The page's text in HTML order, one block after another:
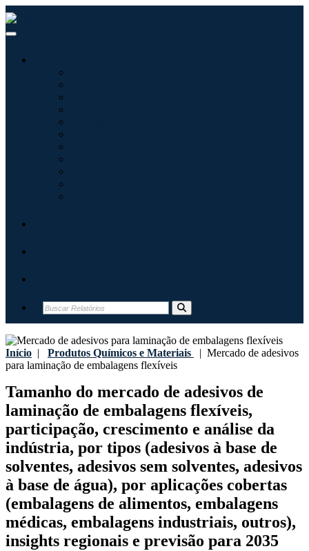
Início | Produtos Químicos e Materiais | Mercado de adesivos
para laminação de embalagens flexíveis
Tamanho do mercado de adesivos de
laminação de embalagens flexíveis,
participação, crescimento e análise da
indústria, por tipos (adesivos à base de
solventes, adesivos sem solventes, adesivos
à base de água), por aplicações cobertas
(embalagens de alimentos, embalagens
médicas, embalagens industriais, outros),
insights regionais e previsão para 2035